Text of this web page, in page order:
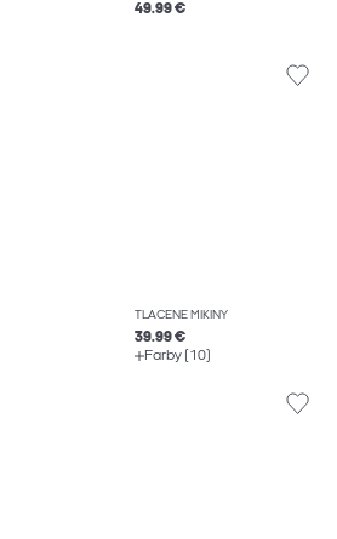
49.99 €
TLAČENÉ MIKINY
39.99 €
Farby (10)